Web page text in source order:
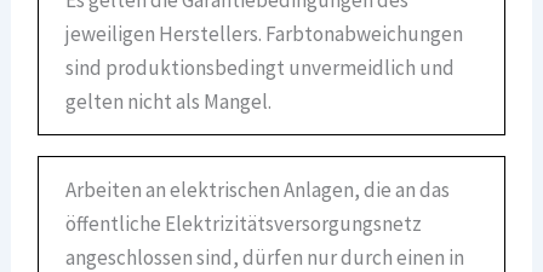
jeweiligen Herstellers. Farbtonabweichungen
sind produktionsbedingt unvermeidlich und
gelten nicht als Mangel.
Arbeiten an elektrischen Anlagen, die an das
öffentliche Elektrizitätsversorgungsnetz
angeschlossen sind, dürfen nur durch einen in